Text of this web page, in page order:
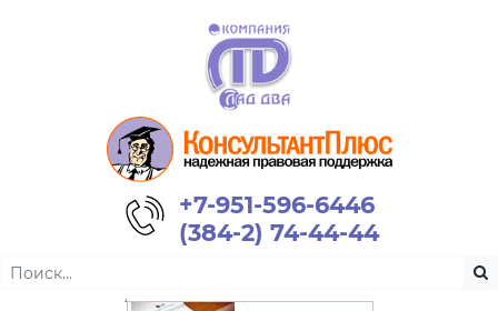
+7-951-596-6446
(384-2) 74-44-44